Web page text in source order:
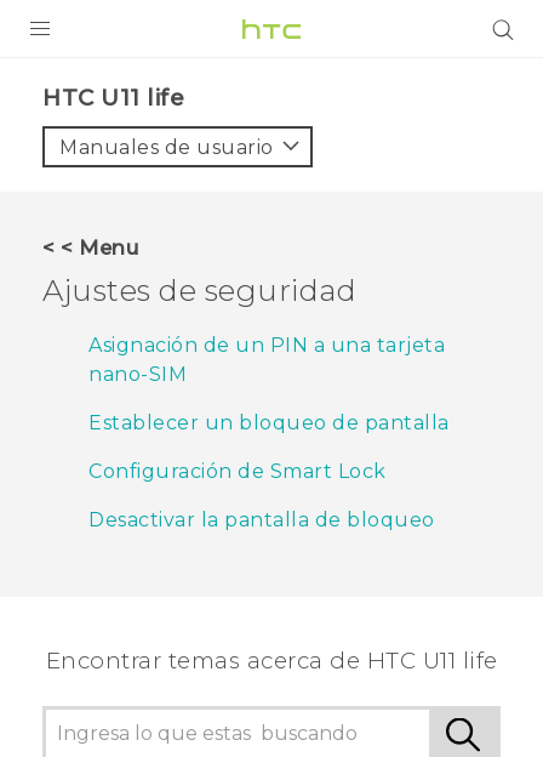
VIVE
Dispositivos y accesorios HTC
Iniciar sesión
HTC U11 life‎
Manuales de usuario
< < Menu
Ajustes de seguridad
Asignación de un PIN a una tarjeta
nano-SIM
Establecer un bloqueo de pantalla
Configuración de Smart Lock
Desactivar la pantalla de bloqueo
Encontrar temas acerca de HTC U11 life